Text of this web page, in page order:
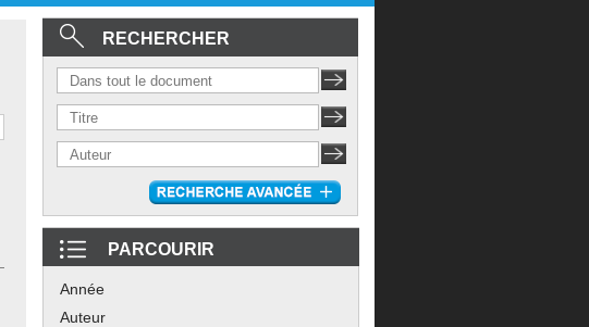
RECHERCHER
PARCOURIR
Année
Auteur